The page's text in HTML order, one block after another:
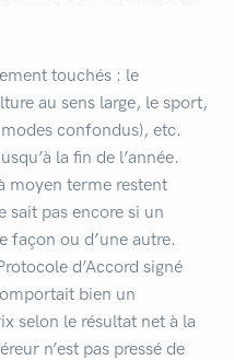
touchés : le
au sens large, le sport,
confondus), etc.
la fin de l’année.
moyen terme restent
sait pas encore si un
façon ou d’une autre.
d’Accord signé
bien un
selon le résultat net à la
n’est pas pressé de